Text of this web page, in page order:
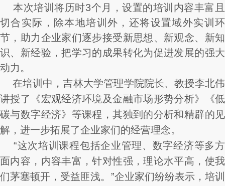
本次培训将历时3个月，设置的培训内容丰富且
切合实际，除本地培训外，还将设置域外实训环
节，助力企业家们逐步接受新思想、新观念、新知
识、新经验，把学习的成果转化为促进发展的强大
动力。
在培训中，吉林大学管理学院院长、教授李北伟
讲授了《宏观经济环境及金融市场形势分析》《低
碳与数字经济》等课程，其独到的分析和精辟的见
解，进一步拓展了企业家们的经营理念。
“这次培训课程包括企业管理、数字经济等多方
面内容，内容丰富，针对性强，理论水平高，使我
们茅塞顿开，受益匪浅。”企业家们纷纷表示，培训